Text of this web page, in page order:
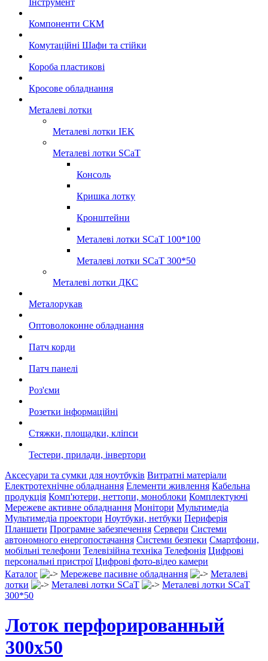
Інструмент
Компоненти СКМ
Комутаційні Шафи та стійки
Короба пластикові
Кросове обладнання
Металеві лотки
Металеві лотки IEK
Металеві лотки SCaT
Консоль
Кришка лотку
Кронштейни
Металеві лотки SCaT 100*100
Металеві лотки SCaT 300*50
Металеві лотки ДКС
Металорукав
Оптоволоконне обладнання
Патч корди
Патч панелі
Роз'єми
Розетки інформаційні
Стяжки, площадки, кліпси
Тестери, прилади, інвертори
Аксесуари та сумки для ноутбуків Витратні матеріали
Електротехнічне обладнання Елементи живлення Кабельна
продукція Комп'ютери, неттопи, моноблоки Комплектуючі
Мережеве активне обладнання Монітори Мультимедіа
Мультимедіа проектори Ноутбуки, нетбуки Периферія
Планшети Програмне забезпечення Сервери Системи
автономного енергопостачання Системи безпеки Смартфони,
мобільні телефони Телевізійна техніка Телефонія Цифрові
персональні пристрої Цифрові фото-відео камери
Каталог
Мережеве пасивне обладнання
Металеві
лотки
Металеві лотки SCaT
Металеві лотки SCaT
300*50
Лоток перфорированный
300х50